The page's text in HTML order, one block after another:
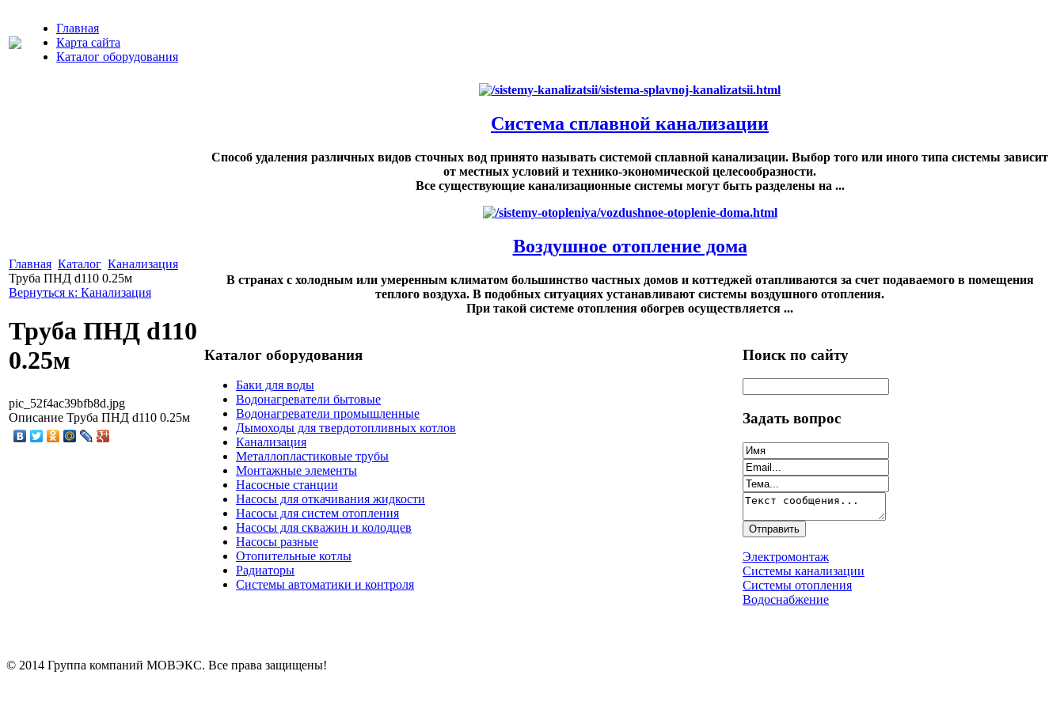
Главная
Карта сайта
Каталог оборудования
Главная Каталог Канализация
Труба ПНД d110 0.25м
Вернуться к: Канализация
Труба ПНД d110
0.25м
pic_52f4ac39bfb8d.jpg
Описание Труба ПНД d110 0.25м
Система сплавной канализации
Способ удаления различных видов сточных вод принято называть системой сплавной канализации. Выбор того или иного типа системы зависит
от местных условий и технико-экономической целесообразности.
Все существующие канализационные системы могут быть разделены на ...
Воздушное отопление дома
В странах с холодным или умеренным климатом большинство частных домов и коттеджей отапливаются за счет подаваемого в помещения
теплого воздуха. В подобных ситуациях устанавливают системы воздушного отопления.
При такой системе отопления обогрев осуществляется ...
Каталог оборудования
Баки для воды
Водонагреватели бытовые
Водонагреватели промышленные
Дымоходы для твердотопливных котлов
Канализация
Металлопластиковые трубы
Монтажные элементы
Насосные станции
Насосы для откачивания жидкости
Насосы для систем отопления
Насосы для скважин и колодцев
Насосы разные
Отопительные котлы
Радиаторы
Системы автоматики и контроля
Поиск по сайту
Задать вопрос
Электромонтаж
Системы канализации
Системы отопления
Водоснабжение
© 2014 Группа компаний МОВЭКС. Все права защищены!